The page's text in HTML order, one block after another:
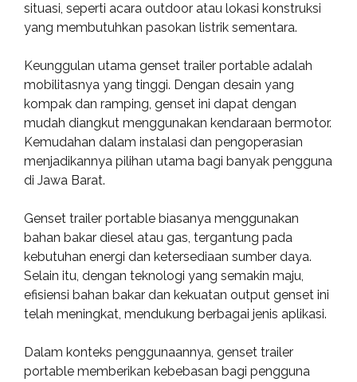
situasi, seperti acara outdoor atau lokasi konstruksi
yang membutuhkan pasokan listrik sementara.
Keunggulan utama genset trailer portable adalah
mobilitasnya yang tinggi. Dengan desain yang
kompak dan ramping, genset ini dapat dengan
mudah diangkut menggunakan kendaraan bermotor.
Kemudahan dalam instalasi dan pengoperasian
menjadikannya pilihan utama bagi banyak pengguna
di Jawa Barat.
Genset trailer portable biasanya menggunakan
bahan bakar diesel atau gas, tergantung pada
kebutuhan energi dan ketersediaan sumber daya.
Selain itu, dengan teknologi yang semakin maju,
efisiensi bahan bakar dan kekuatan output genset ini
telah meningkat, mendukung berbagai jenis aplikasi.
Dalam konteks penggunaannya, genset trailer
portable memberikan kebebasan bagi pengguna